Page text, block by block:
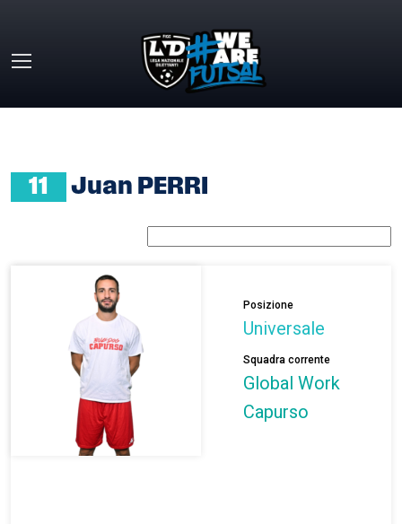
11 Juan PERRI
Posizione
Universale
Squadra corrente
Global Work
Capurso